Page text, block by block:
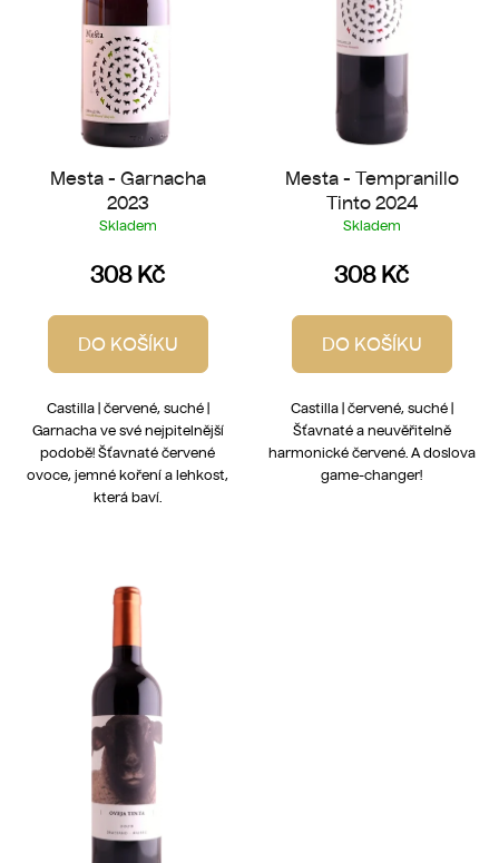
Mesta - Garnacha
2023
Skladem
308 Kč
DO KOŠÍKU
Castilla | červené, suché |
Garnacha ve své nejpitelnější
podobě! Šťavnaté červené
ovoce, jemné koření a lehkost,
která baví.
Mesta - Tempranillo
Tinto 2024
Skladem
308 Kč
DO KOŠÍKU
Castilla | červené, suché |
Šťavnaté a neuvěřitelně
harmonické červené. A doslova
game-changer!